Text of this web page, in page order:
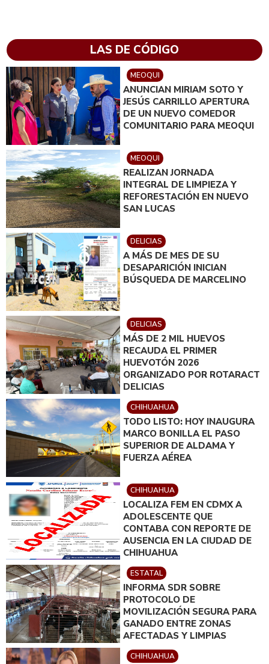
LAS DE CÓDIGO
MEOQUI
ANUNCIAN MIRIAM SOTO Y
JESÚS CARRILLO APERTURA
DE UN NUEVO COMEDOR
COMUNITARIO PARA MEOQUI
MEOQUI
REALIZAN JORNADA
INTEGRAL DE LIMPIEZA Y
REFORESTACIÓN EN NUEVO
SAN LUCAS
DELICIAS
A MÁS DE MES DE SU
DESAPARICIÓN INICIAN
BÚSQUEDA DE MARCELINO
DELICIAS
MÁS DE 2 MIL HUEVOS
RECAUDA EL PRIMER
HUEVOTÓN 2026
ORGANIZADO POR ROTARACT
DELICIAS
CHIHUAHUA
TODO LISTO: HOY INAUGURA
MARCO BONILLA EL PASO
SUPERIOR DE ALDAMA Y
FUERZA AÉREA
CHIHUAHUA
LOCALIZA FEM EN CDMX A
ADOLESCENTE QUE
CONTABA CON REPORTE DE
AUSENCIA EN LA CIUDAD DE
CHIHUAHUA
ESTATAL
INFORMA SDR SOBRE
PROTOCOLO DE
MOVILIZACIÓN SEGURA PARA
GANADO ENTRE ZONAS
AFECTADAS Y LIMPIAS
CHIHUAHUA